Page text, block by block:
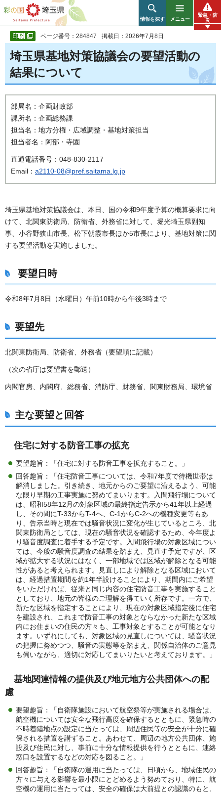
彩の国 埼玉県
情報を探す メニュー
緊急・防
災
ページ番号：284847 掲載日：2026年7月8日
埼玉県基地対策協議会の要望活動の
結果について
部局名：企画財政部
課所名：企画総務課
担当名：地方分権・広域調整・基地対策担当
担当者名：阿部・寺園
直通電話番号：048-830-2117
Email： a2110-08@pref.saitama.lg.jp
埼玉県基地対策協議会は、本日、国の令和9年度予算の概算要求に向
けて、北関東防衛局、防衛省、外務省に対して、堀光埼玉県副知
事、小谷野狭山市長、松下朝霞市長ほか5市長により、基地対策に関
する要望活動を実施しました。
要望日時
令和8年7月8日（水曜日）午前10時から午後3時まで
要望先
北関東防衛局、防衛省、外務省（要望順に記載）
（次の省庁は要望書を郵送）
内閣官房、内閣府、総務省、消防庁、財務省、関東財務局、環境省
主な要望と回答
住宅に対する防音工事の拡充
要望趣旨：「住宅に対する防音工事を拡充すること。」
回答趣旨：「住宅防音工事については、令和7年度で待機世帯は
解消しました。引き続き、地元からのご要望に沿えるよう、可能
な限り早期の工事実施に努めてまいります。入間飛行場について
は、昭和58年12月の対象区域の最終指定告示から41年以上経過
し、その間にT-33からT-4へ、C-1からC-2への機種変更等もあ
り、告示当時と現在では騒音状況に変化が生じているところ、北
関東防衛局としては、現在の騒音状況を確認するため、今年度よ
り騒音度調査に着手する予定です。入間飛行場の対象区域につい
ては、今般の騒音度調査の結果を踏まえ、見直す予定ですが、区
域が拡大する状況にはなく、一部地域では区域が解除となる可能
性があると考えられます。見直しにより解除となる区域において
は、経過措置期間を約1年半設けることにより、期間内にご希望
をいただければ、従来と同じ内容の住宅防音工事を実施すること
としており、地元の皆様のご理解を得ていく所存です。一方で、
新たな区域を指定することにより、現在の対象区域指定後に住宅
を建設され、これまで防音工事の対象とならなかった新たな区域
内にお住まいの住民の方々も、工事対象とすることが可能となり
ます。いずれにしても、対象区域の見直しについては、騒音状況
の把握に努めつつ、騒音の実態等を踏まえ、関係自治体のご意見
も伺いながら、適切に対応してまいりたいと考えております。」
基地関連情報の提供及び地元地方公共団体への配
慮
要望趣旨：「自衛隊施設において航空祭等が実施される場合は、
航空機については安全な飛行高度を確保するとともに、緊急時の
不時着陸地点の設定に当たっては、周辺住民等の安全が十分に確
保される措置を講ずること。あわせて、周辺の地方公共団体、施
設及び住民に対し、事前に十分な情報提供を行うとともに、連絡
窓口を設置するなどの対応を図ること。」
回答趣旨：「自衛隊の運用に当たっては、日頃から、地域住民の
方々に与える影響を最小限にとどめるよう努めており、特に、航
空機の運用に当たっては、安全の確保は大前提との認識のもと、